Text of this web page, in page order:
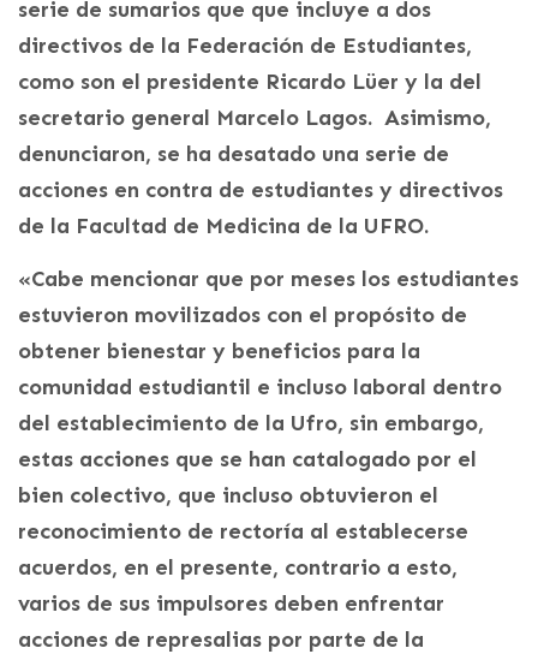
serie de sumarios que que incluye a dos
directivos de la Federación de Estudiantes,
como son el presidente Ricardo Lüer y la del
secretario general Marcelo Lagos. Asimismo,
denunciaron, se ha desatado una serie de
acciones en contra de estudiantes y directivos
de la Facultad de Medicina de la UFRO.
«Cabe mencionar que por meses los estudiantes
estuvieron movilizados con el propósito de
obtener bienestar y beneficios para la
comunidad estudiantil e incluso laboral dentro
del establecimiento de la Ufro, sin embargo,
estas acciones que se han catalogado por el
bien colectivo, que incluso obtuvieron el
reconocimiento de rectoría al establecerse
acuerdos, en el presente, contrario a esto,
varios de sus impulsores deben enfrentar
acciones de represalias por parte de la